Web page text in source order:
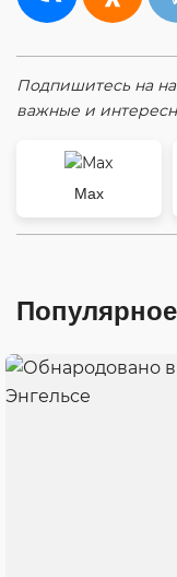
Подпишитесь на
важные и
Max